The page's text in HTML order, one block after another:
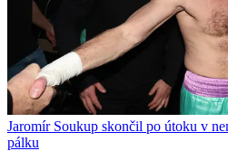
Jaromír Soukup skončil po útoku v
pálku